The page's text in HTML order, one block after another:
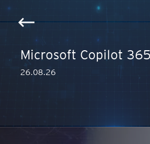
Microsoft Copilot
26.08.26